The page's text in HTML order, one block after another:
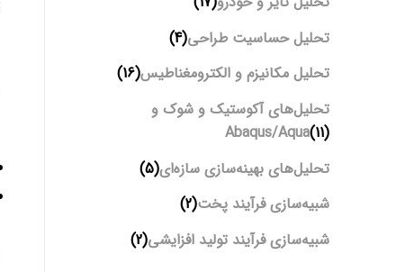
تحلیل حساسیت طراحی(4)
تحلیل مکانیزم و الکترومغناطیس(16)
تحلیل‌های آکوستیک و شوک و
Abaqus/Aqua(11)
تحلیل‌های بهینه‌سازی سازه‌ای(5)
شبیه‌سازی فرآیند پخت(2)
شبیه‌سازی فرآیند تولید افزایشی(2)